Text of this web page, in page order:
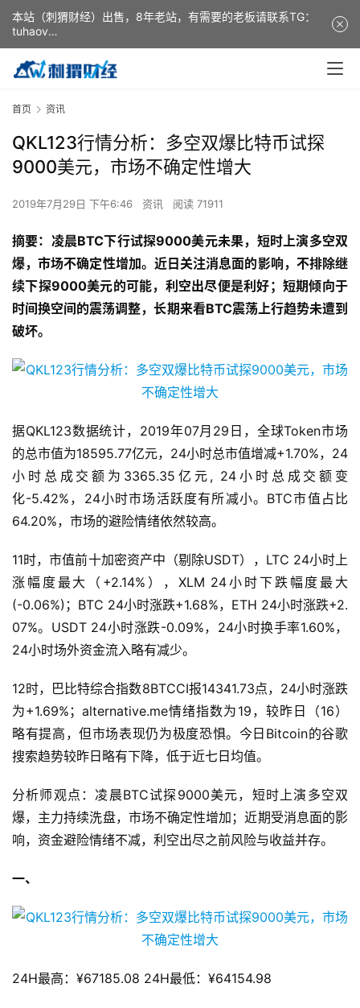
首页 资讯
QKL123行情分析：多空双爆比特币试探
9000美元，市场不确定性增大
2019年7月29日 下午6:46 资讯 阅读 71911
摘要：凌晨BTC下行试探9000美元未果，短时上演多空双
爆，市场不确定性增加。近日关注消息面的影响，不排除继
续下探9000美元的可能，利空出尽便是利好；短期倾向于
时间换空间的震荡调整，长期来看BTC震荡上行趋势未遭到
破坏。
据QKL123数据统计，2019年07月29日，全球Token市场
的总市值为18595.77亿元，24小时总市值增减+1.70%，24
小时总成交额为3365.35亿元, 24小时总成交额变
化-5.42%，24小时市场活跃度有所减小。BTC市值占比
64.20%，市场的避险情绪依然较高。
11时，市值前十加密资产中（剔除USDT），LTC 24小时上
涨幅度最大（+2.14%），XLM 24小时下跌幅度最大
(-0.06%)；BTC 24小时涨跌+1.68%，ETH 24小时涨跌+2.
07%。USDT 24小时涨跌-0.09%，24小时换手率1.60%，
24小时场外资金流入略有减少。
12时，巴比特综合指数8BTCCI报14341.73点，24小时涨跌
为+1.69%；alternative.me情绪指数为19，较昨日（16）
略有提高，但市场表现仍为极度恐惧。今日Bitcoin的谷歌
搜索趋势较昨日略有下降，低于近七日均值。
分析师观点：凌晨BTC试探9000美元，短时上演多空双
爆，主力持续洗盘，市场不确定性增加；近期受消息面的影
响，资金避险情绪不减，利空出尽之前风险与收益并存。
一、
24H最高：¥67185.08 24H最低：¥64154.98
本站（刺猬财经）出售，8年老站，有需要的老板请联系TG：
tuhaov
This website (ciweicaijing) is for sale. It is a 8-year-old
website. If you need it, please contact TG: tuhaov